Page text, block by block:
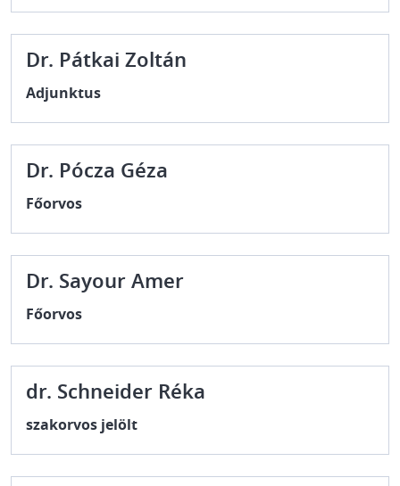
Dr. Pátkai Zoltán
Adjunktus
Dr. Pócza Géza
Főorvos
Dr. Sayour Amer
Főorvos
dr. Schneider Réka
szakorvos jelölt